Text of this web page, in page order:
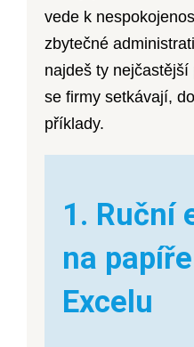
vede k
zbytečné
najdeš ty
se firmy setkávají,
příklady.
1. Ruční
na
Excelu